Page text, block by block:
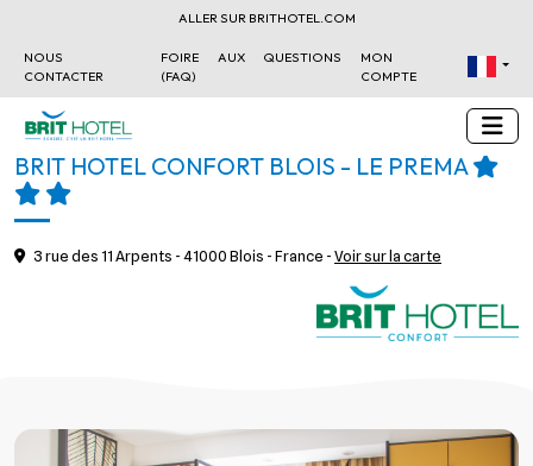
ALLER SUR BRITHOTEL.COM
NOUS
CONTACTER
FOIRE AUX QUESTIONS
(FAQ)
MON
COMPTE
BRIT HOTEL CONFORT BLOIS - LE PRÉMA
3 rue des 11 Arpents - 41000 Blois - France - Voir sur la carte